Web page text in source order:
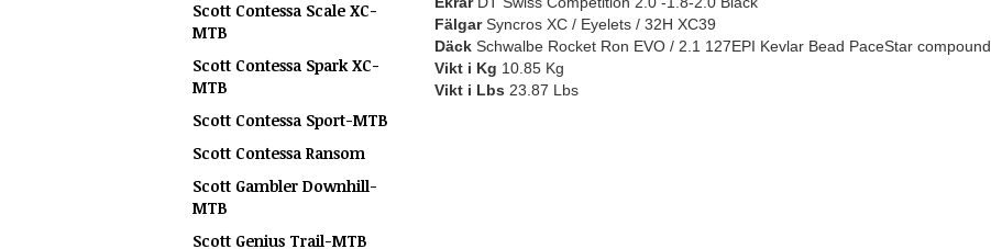
Scott Contessa Scale XC-
MTB
Scott Contessa Spark XC-
MTB
Scott Contessa Sport-MTB
Scott Contessa Ransom
Scott Gambler Downhill-
MTB
Scott Genius Trail-MTB
FälgarSyncros XC / Eyelets / 32H XC39
DäckSchwalbe Rocket Ron EVO / 2.1 127EPI Kevlar Bead PaceStar compound
Vikt i Kg 10.85 Kg
Vikt i Lbs 23.87 Lbs